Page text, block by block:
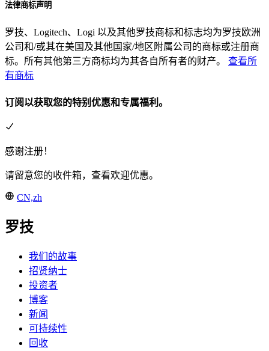
法律商标声明
罗技、Logitech、Logi 以及其他罗技商标和标志均为罗技欧洲
公司和/或其在美国及其他国家/地区附属公司的商标或注册商
标。所有其他第三方商标均为其各自所有者的财产。 查看所
有商标
订阅以获取您的特别优惠和专属福利。
感谢注册！
请留意您的收件箱，查看欢迎优惠。
CN,zh
罗技
我们的故事
招贤纳士
投资者
博客
新闻
可持续性
回收